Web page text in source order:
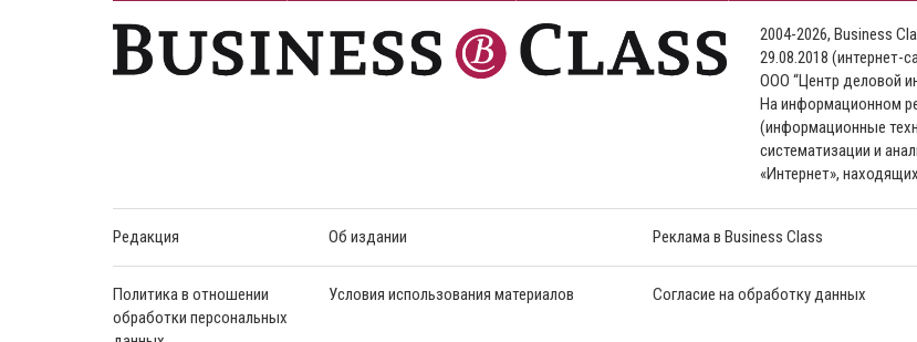
2004-2026, Business
29.08.2018 (интернет-
ООО “Центр деловой
На информационном
(информационные
систематизации и
«Интернет»,
Редакция Об издании Реклама в Business Class
Политика в отношении
обработки персональных
Условия использования материалов Согласие на обработку данных